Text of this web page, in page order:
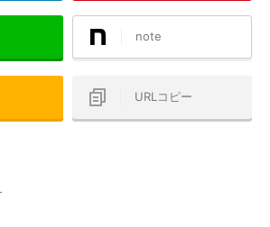
note
URLコピー